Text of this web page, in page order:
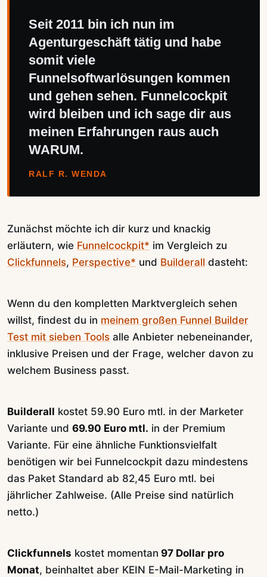
Seit 2011 bin ich nun im
Agenturgeschäft tätig und habe
somit viele
Funnelsoftwarlösungen kommen
und gehen sehen. Funnelcockpit
wird bleiben und ich sage dir aus
meinen Erfahrungen raus auch
WARUM.
RALF R. WENDA
Zunächst möchte ich dir kurz und knackig
erläutern, wie Funnelcockpit* im Vergleich zu
Clickfunnels, Perspective* und Builderall dasteht:
Wenn du den kompletten Marktvergleich sehen
willst, findest du in meinem großen Funnel Builder
Test mit sieben Tools alle Anbieter nebeneinander,
inklusive Preisen und der Frage, welcher davon zu
welchem Business passt.
Builderall kostet 59.90 Euro mtl. in der Marketer
Variante und 69.90 Euro mtl. in der Premium
Variante. Für eine ähnliche Funktionsvielfalt
benötigen wir bei Funnelcockpit dazu mindestens
das Paket Standard ab 82,45 Euro mtl. bei
jährlicher Zahlweise. (Alle Preise sind natürlich
netto.)
Clickfunnels kostet momentan 97 Dollar pro
Monat, beinhaltet aber KEIN E-Mail-Marketing in